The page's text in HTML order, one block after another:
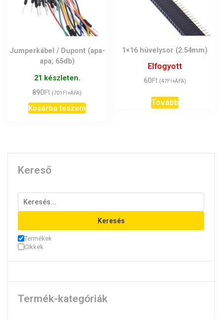
Jumperkábel / Dupont (apa-
apa; 65db)
21 készleten.
890Ft (701 Ft+ÁFA)
Kosárba teszem
1×16 hüvelysor (2.54mm)
Elfogyott
60Ft (47Ft+ÁFA)
Tovább
Kereső
Keresés
Termékek
Cikkek
Termék-kategóriák